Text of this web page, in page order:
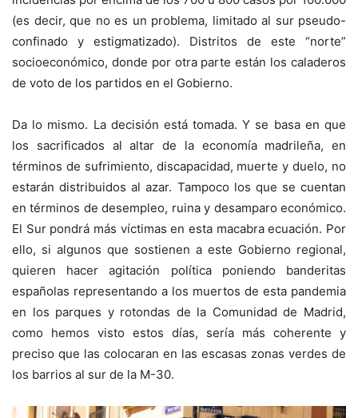
(es decir, que no es un problema, limitado al sur pseudo-
confinado y estigmatizado). Distritos de este “norte”
socioeconómico, donde por otra parte están los caladeros
de voto de los partidos en el Gobierno.
Da lo mismo. La decisión está tomada. Y se basa en que
los sacrificados al altar de la economía madrileña, en
términos de sufrimiento, discapacidad, muerte y duelo, no
estarán distribuidos al azar. Tampoco los que se cuentan
en términos de desempleo, ruina y desamparo económico.
El Sur pondrá más víctimas en esta macabra ecuación. Por
ello, si algunos que sostienen a este Gobierno regional,
quieren hacer agitación política poniendo banderitas
españolas representando a los muertos de esta pandemia
en los parques y rotondas de la Comunidad de Madrid,
como hemos visto estos días, sería más coherente y
preciso que las colocaran en las escasas zonas verdes de
los barrios al sur de la M-30.